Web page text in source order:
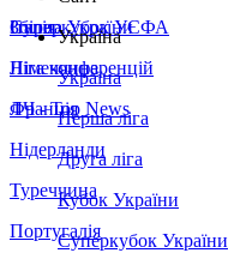
Збірна України
Італія
Німеччина
Франція
Нідерланди
Туреччина
Португалія
Суперкубок УЄФА
Ліга конференцій
ЛЧ - Top News
Україна
Україна
Перша ліга
Друга ліга
Кубок України
Суперкубок України